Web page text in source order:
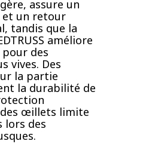
assure un
un retour
tandis que la
améliore
des
vives. Des
la partie
la durabilité de
œillets limite
lors des